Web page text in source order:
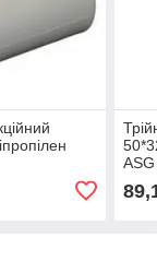
ASG